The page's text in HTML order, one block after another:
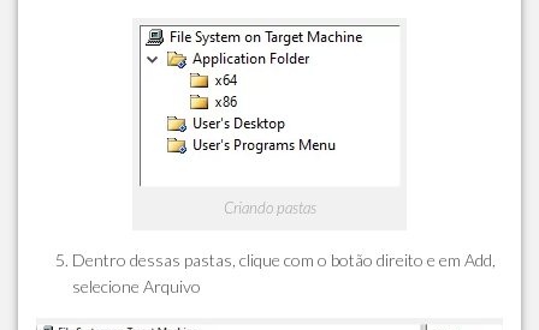
Criando pastas
Dentro dessas pastas, clique com o botão direito e em Add,
selecione Arquivo